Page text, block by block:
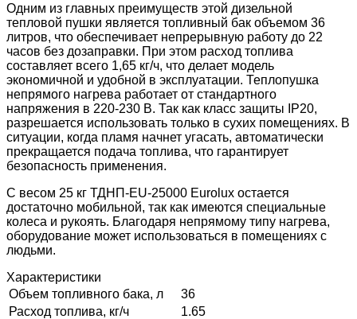
Одним из главных преимуществ этой дизельной
тепловой пушки является топливный бак объемом 36
литров, что обеспечивает непрерывную работу до 22
часов без дозаправки. При этом расход топлива
составляет всего 1,65 кг/ч, что делает модель
экономичной и удобной в эксплуатации. Теплопушка
непрямого нагрева работает от стандартного
напряжения в 220-230 В. Так как класс защиты IP20,
разрешается использовать только в сухих помещениях. В
ситуации, когда пламя начнет угасать, автоматически
прекращается подача топлива, что гарантирует
безопасность применения.
С весом 25 кг ТДНП-EU-25000 Eurolux остается
достаточно мобильной, так как имеются специальные
колеса и рукоять. Благодаря непрямому типу нагрева,
оборудование может использоваться в помещениях с
людьми.
Характеристики
Объем топливного бака, л
36
Расход топлива, кг/ч
1.65